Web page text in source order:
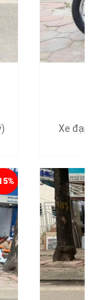
hãng 2025
- 16%